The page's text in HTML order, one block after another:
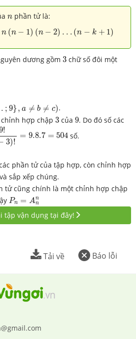
n
n phần tử là:
n (n − 1) (n − 2) . . . (n − k + 1)
−1 )(n−2 ).. (n
dương gồm 3
3 chữ số đôi một
. ; 9}, a ≠ b ≠ c).
hợp chập 3
3 của 9
9. Do đó số các
!
3)!
= 9.8.7 = 504
−3)!= 9.8.7=504
số.
phần tử của tập hợp, còn chỉnh hợp
sắp xếp chúng.
tử cũng chính là một chỉnh hợp chập
Pn = An
n
Pn Ann
tập vận dụng tại đây!
Báo lỗi
Tải về